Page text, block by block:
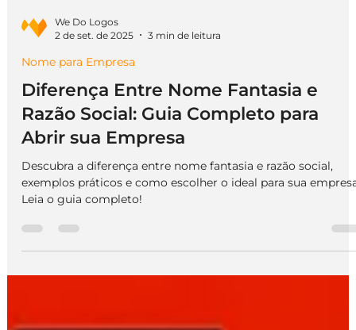
We Do Logos
2 de set. de 2025
3 min de leitura
Nome para Empresa
Diferença Entre Nome Fantasia e
Razão Social: Guia Completo para
Leia o guia completo!